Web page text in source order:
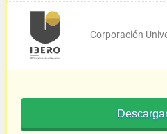
Corporación